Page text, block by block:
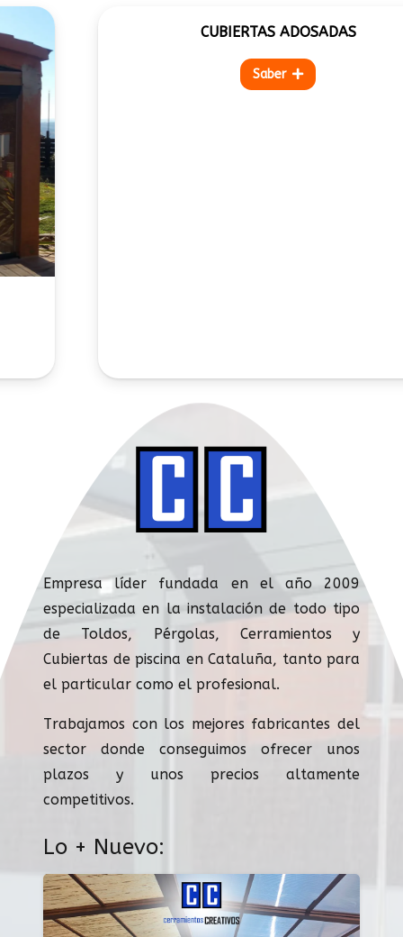
Empresa líder fundada en el año 2009
especializada en la instalación de todo tipo
de Toldos, Pérgolas, Cerramientos y
Cubiertas de piscina en Cataluña, tanto para
el particular como el profesional.
Trabajamos con los mejores fabricantes del
sector donde conseguimos ofrecer unos
plazos y unos precios altamente
competitivos.
Lo + Nuevo: